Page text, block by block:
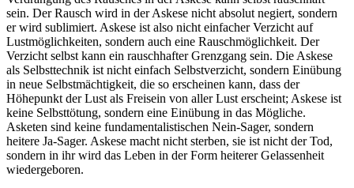
sein. Der Rausch wird in der Askese nicht absolut negiert, sondern
er wird sublimiert. Askese ist also nicht einfacher Verzicht auf
Lustmöglichkeiten, sondern auch eine Rauschmöglichkeit. Der
Verzicht selbst kann ein rauschhafter Grenzgang sein. Die Askese
als Selbsttechnik ist nicht einfach Selbstverzicht, sondern Einübung
in neue Selbstmächtigkeit, die so erscheinen kann, dass der
Höhepunkt der Lust als Freisein von aller Lust erscheint; Askese ist
keine Selbsttötung, sondern eine Einübung in das Mögliche.
Asketen sind keine fundamentalistischen Nein-Sager, sondern
heitere Ja-Sager. Askese macht nicht sterben, sie ist nicht der Tod,
sondern in ihr wird das Leben in der Form heiterer Gelassenheit
wiedergeboren.